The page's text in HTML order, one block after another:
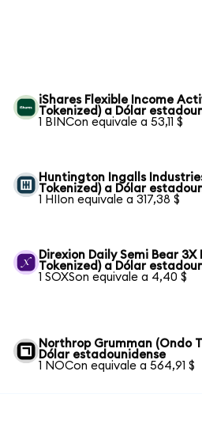
iShares Flexible Income
Tokenized) a Dólar
1 BINCon equivale a 53,11 $
Huntington Ingalls
Tokenized) a Dólar
1 HIIon equivale a 317,38 $
Direxion Daily Semi Bear 3X
Tokenized) a Dólar
1 SOXSon equivale a 4,40 $
Northrop Grumman (Ondo
Dólar estadounidense
1 NOCon equivale a 564,91 $